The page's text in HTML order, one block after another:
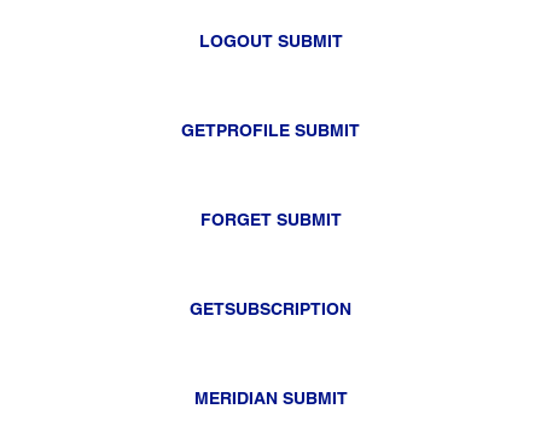
LOGOUT SUBMIT
GETPROFILE SUBMIT
FORGET SUBMIT
GETSUBSCRIPTION
MERIDIAN SUBMIT